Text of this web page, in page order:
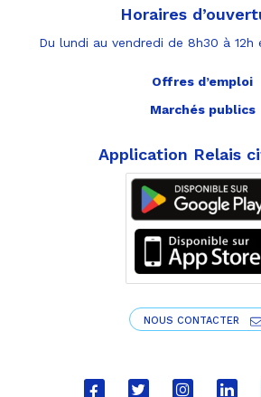
Horaires
Du lundi au vendredi de 8h30 à 12h
Offres d’emploi
Marchés publics
Application Relais
NOUS CONTACTER